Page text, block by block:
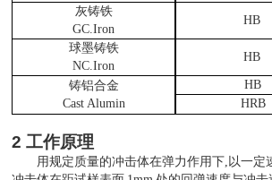
灰铸铁
GC.Iron
HB
球墨铸铁
NC.Iron
HB
铸铝合金
Cast Alumin
HB
HRB
2工作原理
用规定质量的冲击体在弹力作用下 ,以一定